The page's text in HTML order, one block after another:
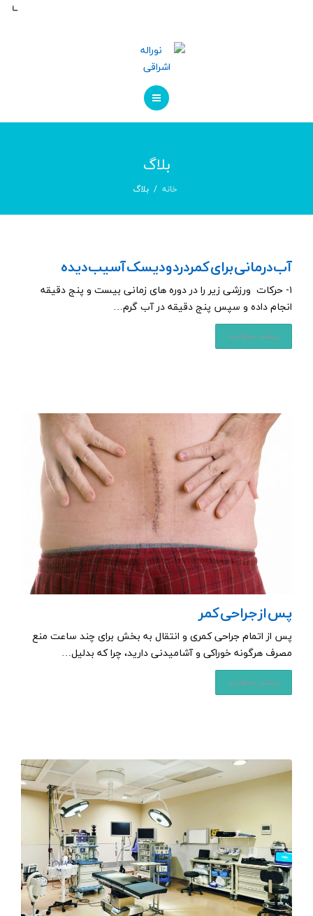
تماس با ما
درباره ما
تماس با ما
بلاگ
خانه بلاگ
آب درمانی برای کمردرد و دیسک آسیب دیده
۱- حرکات ورزشی زیر را در دوره های زمانی بیست و پنج دقیقه
انجام داده و سپس پنج دقیقه در آب گرم…
بیشتر بخوانید
پس از جراحی کمر
پس از اتمام جراحی کمری و انتقال به بخش برای چند ساعت منع
مصرف هرگونه خوراکی و آشامیدنی دارید، چرا که بدلیل…
بیشتر بخوانید